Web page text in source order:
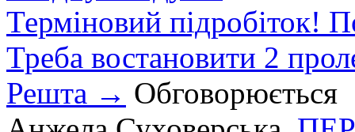
Терміновий підробіток!
Треба востановити 2
Решта → Обговорюється